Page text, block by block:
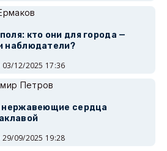
кто они для города —
наблюдатели?
03/12/2025 17:36
Петров
нержавеющие сердца
29/09/2025 19:28